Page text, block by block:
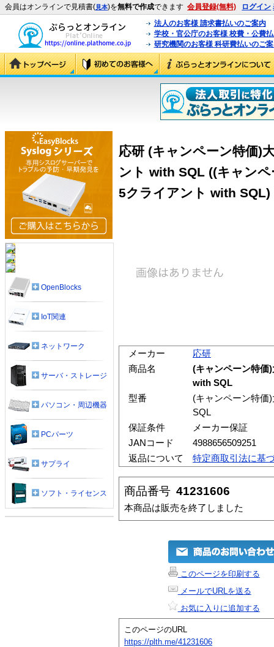
会員はオンラインで見積書(見本)を無料で作成できます 会員登録(無料) ログイン
法人のお客様 請求書払いのご案内
学校・官公庁のお客様 校費・公費
研究機関のお客様 科研費払いのご
応研 (キャンペーン特価)
ント with SQL ((キャン
5クライアント with SQL)
メーカー
応研
商品名
(キャンペーン特価
with SQL
型番
(キャンペーン特価
SQL
保証条件
メーカー保証
JANコード
4988656509251
返品について
特定商取引法に基
商品番号 41231606
本商品は販売を終了しました
このページを印刷する
メールでURLを送る
お気に入りに追加する
このページのURL
https://plth.me/41231606
OpenBlocks
IoT関連
ネットワーク
サーバ・ストレージ
パソコン・周辺機器
PCパーツ
サプライ
ソフト・ライセンス